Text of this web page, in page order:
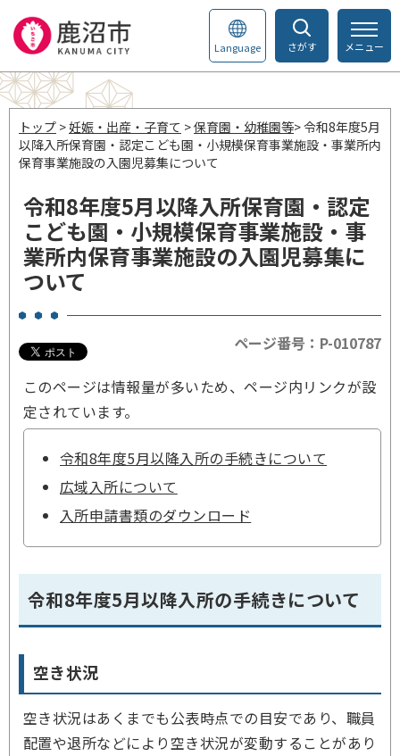
さがす
Language メニュー
トップ >妊娠・出産・子育て >保育園・幼稚園等> 令和8年度5月
以降入所保育園・認定こども園・小規模保育事業施設・事業所内
保育事業施設の入園児募集について
令和8年度5月以降入所保育園・認定
こども園・小規模保育事業施設・事
業所内保育事業施設の入園児募集に
ついて
ページ番号：P-010787
このページは情報量が多いため、ページ内リンクが設
定されています。
令和8年度5月以降入所の手続きについて
広域入所について
入所申請書類のダウンロード
令和8年度5月以降入所の手続きについて
空き状況
空き状況はあくまでも公表時点での目安であり、職員
配置や退所などにより空き状況が変動することがあり